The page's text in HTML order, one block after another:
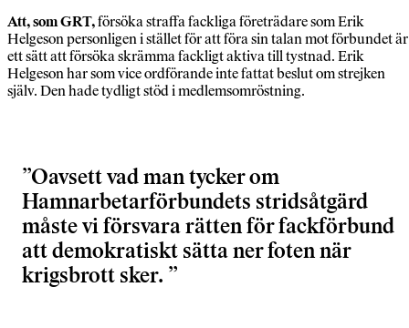
Att, som GRT,försöka straffa fackliga företrädare som Erik
Helgeson personligen i stället för att föra sin talan mot förbundet är
ett sätt att försöka skrämma fackligt aktiva till tystnad. Erik
Helgeson har som vice ordförande inte fattat beslut om strejken
själv. Den hade tydligt stöd i medlemsomröstning.
Oavsett vad man tycker om
Hamnarbetarförbundets stridsåtgärd
måste vi försvara rätten för fackförbund
att demokratiskt sätta ner foten när
krigsbrott sker.